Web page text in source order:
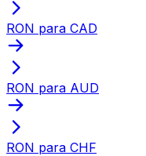
RON para CAD
RON para AUD
RON para CHF